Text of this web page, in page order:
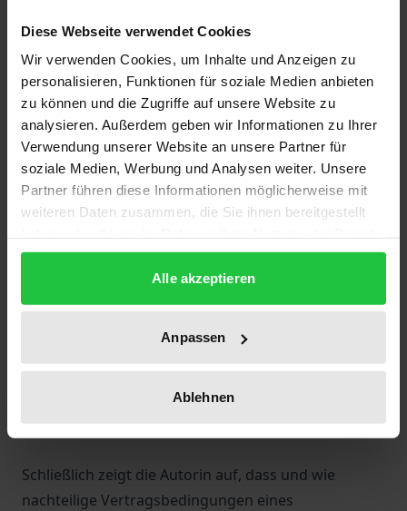
Diese Webseite verwendet Cookies
Wir verwenden Cookies, um Inhalte und Anzeigen zu
personalisieren, Funktionen für soziale Medien anbieten
zu können und die Zugriffe auf unsere Website zu
analysieren. Außerdem geben wir Informationen zu Ihrer
Verwendung unserer Website an unsere Partner für
soziale Medien, Werbung und Analysen weiter. Unsere
Partner führen diese Informationen möglicherweise mit
weiteren Daten zusammen, die Sie ihnen bereitgestellt
gesammelt haben.
Alle akzeptieren
Anpassen
Ablehnen
Veräußerbarkeit der Geschäftsanteile. Die Autorin
untersucht, wann eine Veräußerung des GmbH-
Anteils den Vorkaufsfall auslöst, wenn die Satzung
hierzu schweigt. Erläutert wird dies am Beispiel
gängiger Veräußerungsgeschäfte.
Die Autorin geht weiter der Folgefrage nach, ob und
wie austrittswillige Gesellschafter das
Vertragsgestaltung umgehen können. In diesem
zeigt die Rechtsfolgen der Satzungsumgehung auf
und gibt Hinweise, wie die Gesellschafter durch
gezielte Satzungsgestaltung eine Umgehung des
Vorkaufsrechts verhindern können.
Schließlich zeigt die Autorin auf, dass und wie
nachteilige Vertragsbedingungen eines